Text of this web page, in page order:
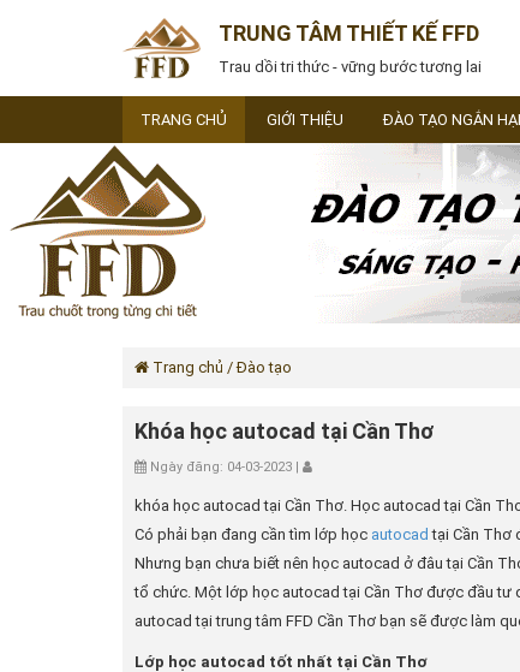
TRUNG TÂM THIẾT KẾ FFD
Trau dồi tri thức - vững bước tương lai
TRANG CHỦ GIỚI THIỆU ĐÀO TẠO NGẮN
Trang chủ / Đào tạo
Khóa học autocad tại Cần Thơ
Ngày đăng: 04-03-2023 |
khóa học autocad tại Cần Thơ. Học autocad tại Cần
Có phải bạn đang cần tìm lớp học autocad tại Cần Thơ
Nhưng bạn chưa biết nên học autocad ở đâu tại Cần
tổ chức. Một lớp học autocad tại Cần Thơ được đầu tư
autocad tại trung tâm FFD Cần Thơ bạn sẽ được làm
Lớp học autocad tốt nhất tại Cần Thơ